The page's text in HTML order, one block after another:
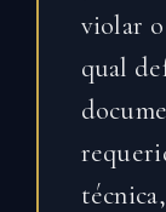
violar o
qual